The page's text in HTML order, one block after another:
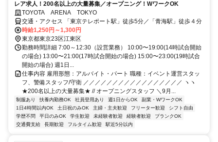
レア求人！200名以上の大量募集／オープニング！WワークOK
TOYOTA ARENA TOKYO
交通・アクセス 「東京テレポート駅」徒歩5分／「青海駅」徒歩４分
時給1,250円～1,300円
東京都東京23区江東区
勤務時間詳細 7:00～12:30（設営業務） 10:00〜19:00(14時試合開始
の場合) 13:00〜21:00(17時試合開始の場合) 15:00〜23:00(19時試合
開始の場合) 週1日...
仕事内容 雇用形態：アルバイト・パート 職種：イベント運営スタッ
フ、警備スタッフ/守衛 ／／／／／／／／／／／／／／／／／ ヽヽ
★200名以上の大量募集★ // オープニングスタッフ ＼9月...
制服あり 扶養内勤務OK 社員登用あり 週1日からOK
副業・WワークOK
1日4時間以内OK
土日祝のみOK 主婦・主夫歓迎 フリーター歓迎
シフト自由
学歴不問
平日のみOK 学生歓迎 未経験者歓迎 経験者歓迎
ブランクOK
交通費支給
長期歓迎 フルタイム歓迎 駅近5分以内